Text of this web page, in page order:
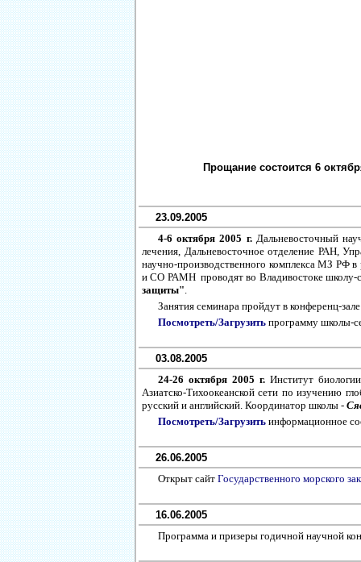
Прощание состоится 6
23.09.2005
4-6 октября 2005 г.Дальневосточный
лечения, Дальневосточное отделение РАН,
научно-производственного комплекса МЗ
и СО РАМН проводят во Владивостоке школу-
защиты".
Занятия семинара пройдут в конференц-
Посмотреть/Загрузить программу школы-
03.08.2005
24-26 октября 2005 г. Институт
Азиатско-Тихоокеанской сети по изучению
русский и английский. Координатор школы -
Посмотреть/Загрузить информационное
26.06.2005
Открыт сайт Государственного морского
16.06.2005
Программа и призеры годичной научной